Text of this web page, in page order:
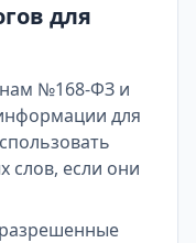
для
№168-ФЗ и
для
слов, если они